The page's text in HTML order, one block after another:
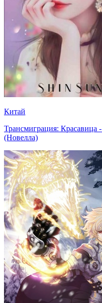
Китай
Трансмиграция:
(Новелла)